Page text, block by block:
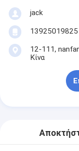
jack
13925019825
12-111,
Κίνα